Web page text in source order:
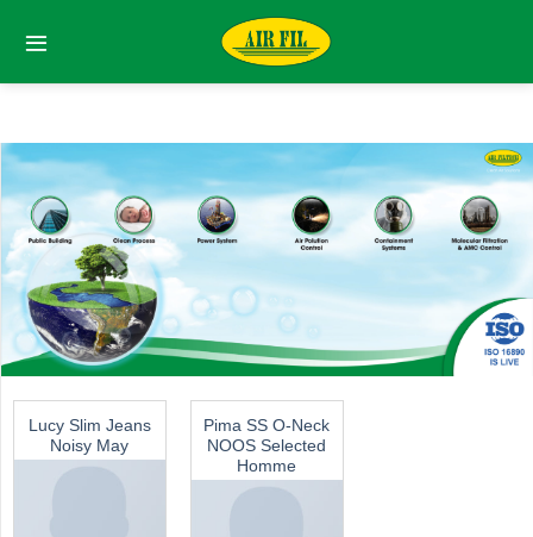
Lucy Slim Jeans
Noisy May
Pima SS O-Neck
NOOS Selected
Homme